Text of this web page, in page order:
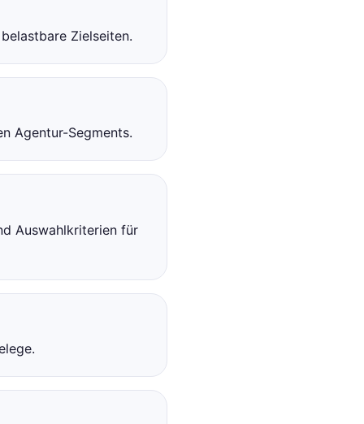
Zielseiten.
Agentur-Segments.
Auswahlkriterien für